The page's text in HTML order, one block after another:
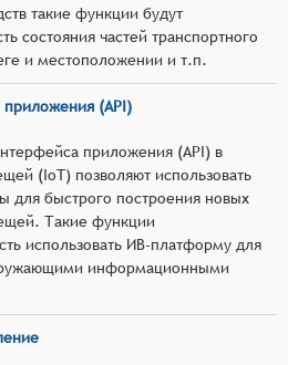
такие функции будут
состояния частей транспортного
и местоположении и т.п.
(API)
приложения (API) в
(IoT) позволяют использовать
для быстрого построения новых
Такие функции
использовать ИВ-платформу для
информационными